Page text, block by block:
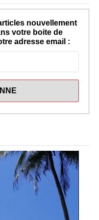
nouvellement
votre boite de
adresse email :